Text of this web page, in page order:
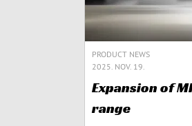
PRODUCT NEWS
2025. NOV. 19.
Expansion of
range